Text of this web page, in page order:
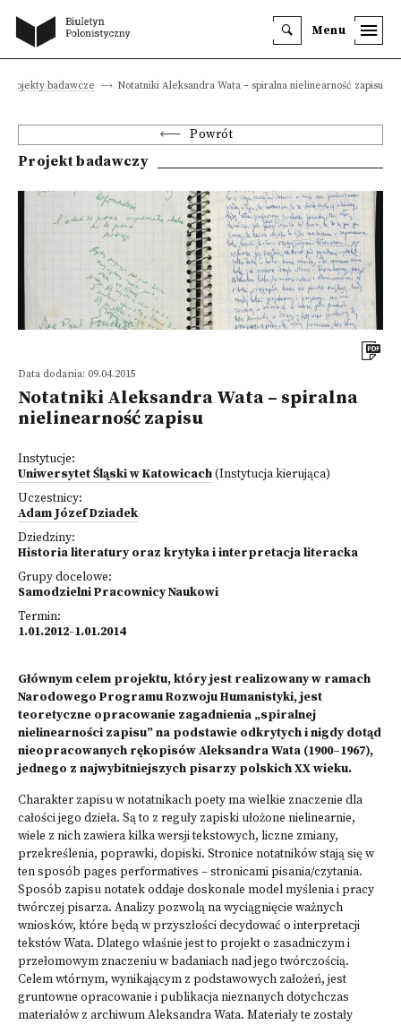
Menu
Projekty badawcze Notatniki Aleksandra Wata – spiralna nielinearność zapisu
Powrót
Projekt badawczy
Data dodania: 09.04.2015
Notatniki Aleksandra Wata – spiralna
nielinearność zapisu
Instytucje:
Uniwersytet Śląski w Katowicach(Instytucja kierująca)
Uczestnicy:
Adam Józef Dziadek
Dziedziny:
Historia literatury oraz krytyka i interpretacja literacka
Grupy docelowe:
Samodzielni Pracownicy Naukowi
Termin:
1.01.2012-1.01.2014
Głównym celem projektu, który jest realizowany w ramach
Narodowego Programu Rozwoju Humanistyki, jest
teoretyczne opracowanie zagadnienia „spiralnej
nielinearności zapisu” na podstawie odkrytych i nigdy dotąd
nieopracowanych rękopisów Aleksandra Wata (1900–1967),
jednego z najwybitniejszych pisarzy polskich XX wieku.
Charakter zapisu w notatnikach poety ma wielkie znaczenie dla
całości jego dzieła. Są to z reguły zapiski ułożone nielinearnie,
wiele z nich zawiera kilka wersji tekstowych, liczne zmiany,
przekreślenia, poprawki, dopiski. Stronice notatników stają się w
ten sposób pages performatives – stronicami pisania/czytania.
Sposób zapisu notatek oddaje doskonale model myślenia i pracy
twórczej pisarza. Analizy pozwolą na wyciągnięcie ważnych
wniosków, które będą w przyszłości decydować o interpretacji
tekstów Wata. Dlatego właśnie jest to projekt o zasadniczym i
przełomowym znaczeniu w badaniach nad jego twórczością.
Celem wtórnym, wynikającym z podstawowych założeń, jest
gruntowne opracowanie i publikacja nieznanych dotychczas
materiałów z archiwum Aleksandra Wata. Materiały te zostały